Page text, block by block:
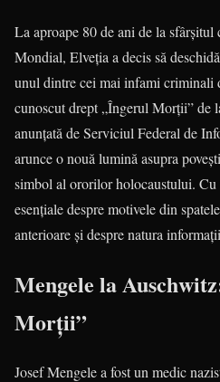
La aproape 80 de ani de la
Mondial, Elveția a decis să
unul dintre cei mai infami criminali
cunoscut drept „Îngerul Morții” de
anunțată de Serviciul Federal de
arunce o nouă lumină asupra
simbol al ororilor holocaustului. Cu
esențiale despre motivele din
anterioare și despre natura
Mengele la
Morții”
Josef Mengele a fost un medic